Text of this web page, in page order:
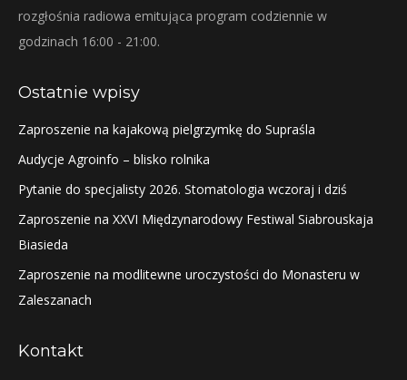
rozgłośnia radiowa emitująca program codziennie w
godzinach 16:00 - 21:00.
Ostatnie wpisy
Zaproszenie na kajakową pielgrzymkę do Supraśla
Audycje Agroinfo – blisko rolnika
Pytanie do specjalisty 2026. Stomatologia wczoraj i dziś
Zaproszenie na XXVI Międzynarodowy Festiwal Siabrouskaja
Biasieda
Zaproszenie na modlitewne uroczystości do Monasteru w
Zaleszanach
Kontakt